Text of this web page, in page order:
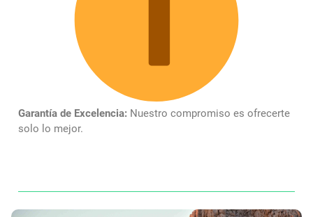
Garantía de Excelencia: Nuestro compromiso es ofrecerte
solo lo mejor.